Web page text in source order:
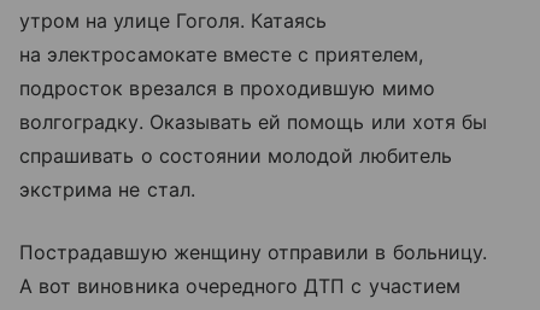
утром на улице Гоголя. Катаясь
на электросамокате вместе с приятелем,
подросток врезался в проходившую мимо
волгоградку. Оказывать ей помощь или хотя бы
спрашивать о состоянии молодой любитель
экстрима не стал.
Пострадавшую женщину отправили в больницу.
А вот виновника очередного ДТП с участием